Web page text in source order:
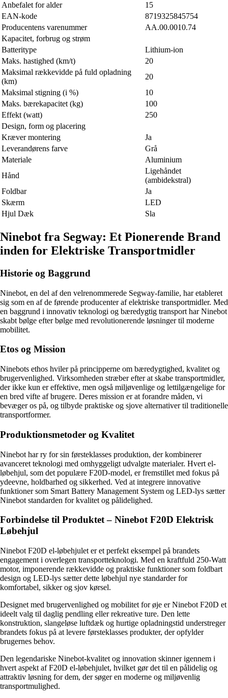
Anbefalet for alder
15
EAN-kode
8719325845754
Producentens varenummer
AA.00.0010.74
Kapacitet, forbrug og strøm
Batteritype
Lithium-ion
Maks. hastighed (km/t)
20
Maksimal rækkevidde på fuld opladning
(km)
20
Maksimal stigning (i %)
10
Maks. bærekapacitet (kg)
100
Effekt (watt)
250
Design, form og placering
Kræver montering
Ja
Leverandørens farve
Grå
Materiale
Aluminium
Hånd
Ligehåndet
(ambidekstral)
Foldbar
Ja
Skærm
LED
Hjul Dæk
Sla
Ninebot fra Segway: Et Pionerende Brand
inden for Elektriske Transportmidler
Historie og Baggrund
Ninebot, en del af den velrenommerede Segway-familie, har etableret
sig som en af de førende producenter af elektriske transportmidler. Med
en baggrund i innovativ teknologi og bæredygtig transport har Ninebot
skabt bølge efter bølge med revolutionerende løsninger til moderne
mobilitet.
Etos og Mission
Ninebots ethos hviler på principperne om bæredygtighed, kvalitet og
brugervenlighed. Virksomheden stræber efter at skabe transportmidler,
der ikke kun er effektive, men også miljøvenlige og lettilgængelige for
en bred vifte af brugere. Deres mission er at forandre måden, vi
bevæger os på, og tilbyde praktiske og sjove alternativer til traditionelle
transportformer.
Produktionsmetoder og Kvalitet
Ninebot har ry for sin førsteklasses produktion, der kombinerer
avanceret teknologi med omhyggeligt udvalgte materialer. Hvert el-
løbehjul, som det populære F20D-model, er fremstillet med fokus på
ydeevne, holdbarhed og sikkerhed. Ved at integrere innovative
funktioner som Smart Battery Management System og LED-lys sætter
Ninebot standarden for kvalitet og pålidelighed.
Forbindelse til Produktet – Ninebot F20D Elektrisk
Løbehjul
Ninebot F20D el-løbehjulet er et perfekt eksempel på brandets
engagement i overlegen transportteknologi. Med en kraftfuld 250-Watt
motor, imponerende rækkevidde og praktiske funktioner som foldbart
design og LED-lys sætter dette løbehjul nye standarder for
komfortabel, sikker og sjov kørsel.
Designet med brugervenlighed og mobilitet for øje er Ninebot F20D et
ideelt valg til daglig pendling eller rekreative ture. Den lette
konstruktion, slangeløse luftdæk og hurtige opladningstid understreger
brandets fokus på at levere førsteklasses produkter, der opfylder
brugernes behov.
Den legendariske Ninebot-kvalitet og innovation skinner igennem i
hvert aspekt af F20D el-løbehjulet, hvilket gør det til en pålidelig og
attraktiv løsning for dem, der søger en moderne og miljøvenlig
transportmulighed.